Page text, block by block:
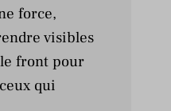
force,
visibles
front pour
qui